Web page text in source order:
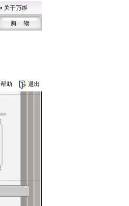
关于万维
购 物
帮助 退出